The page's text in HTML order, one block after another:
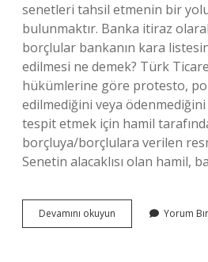
senetleri tahsil etmenin bir
bulunmaktır. Banka itiraz
borçlular bankanın kara
edilmesi ne demek? Türk
hükümlerine göre protesto,
edilmediğini veya
tespit etmek için hamil
borçluya/borçlulara verilen
Senetin alacaklısı olan hamil,
Devamını okuyun Protesto
Eden
Yorum